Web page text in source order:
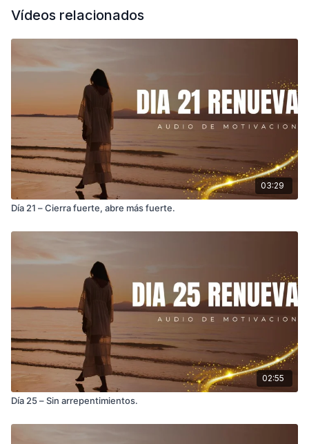
Vídeos relacionados
03:29
Día 21 – Cierra fuerte, abre más fuerte.
02:55
Día 25 – Sin arrepentimientos.